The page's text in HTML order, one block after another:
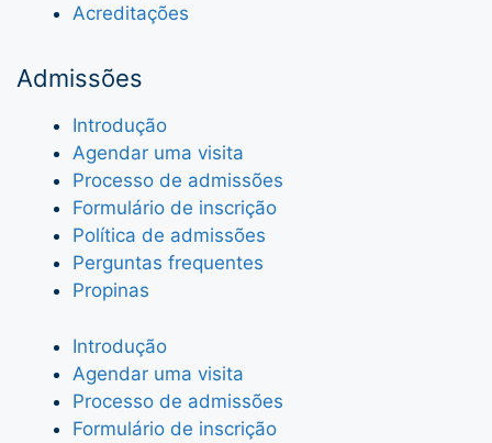
Acreditações
Admissões
Introdução
Agendar uma visita
Processo de admissões
Formulário de inscrição
Política de admissões
Perguntas frequentes
Propinas
Introdução
Agendar uma visita
Processo de admissões
Formulário de inscrição